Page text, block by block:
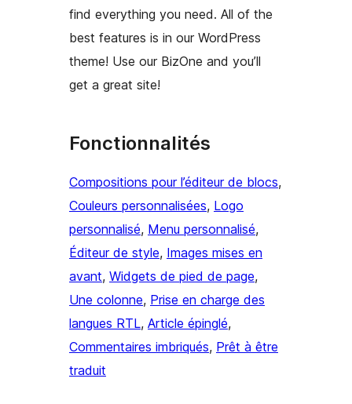
find everything you need. All of the
best features is in our WordPress
theme! Use our BizOne and you’ll
get a great site!
Fonctionnalités
Compositions pour l’éditeur de blocs
Couleurs personnalisées, Logo
personnalisé, Menu personnalisé
Éditeur de style, Images mises en
avant, Widgets de pied de page
Une colonne, Prise en charge des
langues RTL, Article épinglé
Commentaires imbriqués, Prêt à être
traduit